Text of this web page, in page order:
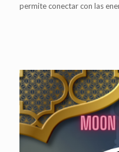
permite conectar con las